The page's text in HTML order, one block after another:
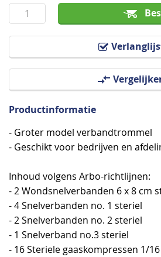
het
begin
van
Productinformatie
- Groter model verbandtrommel
- Geschikt voor bedrijven en
Inhoud volgens Arbo-richtlijnen:
- 2 Wondsnelverbanden 6 x 8 cm
- 4 Snelverbanden no. 1 steriel
- 2 Snelverbanden no. 2 steriel
- 1 Snelverband no.3 steriel
- 16 Steriele gaaskompressen 1/